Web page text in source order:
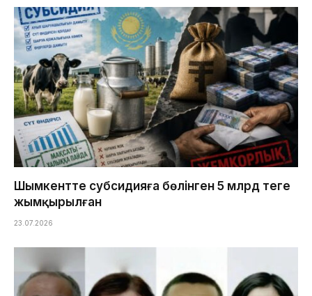
Шымкентте субсидияға бөлінген 5 млрд теңге
жымқырылған
23.07.2026